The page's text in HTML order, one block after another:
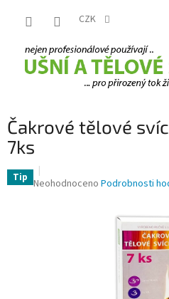
CZK
Čakrové tělové
7ks
Tip Průměrné
Neohodnoceno Podrobnosti